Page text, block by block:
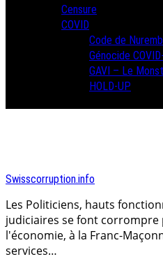
Censure
COVID
Code de
Génocide
GAVI – Le
HOLD-UP
Swisscorruption.info
Les Politiciens, hauts
judiciaires se font corrompre
l'économie, à la Franc-
services…